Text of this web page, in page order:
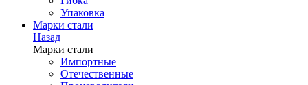
Упаковка
Марки стали
Назад
Марки стали
Импортные
Отечественные